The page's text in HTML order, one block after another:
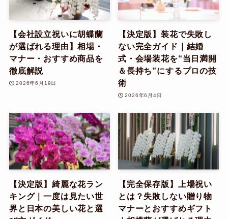
【会社設立祝いに胡蝶蘭
が選ばれる理由】相場・
マナー・おすすめ商品を
徹底解説
2026年6月19日
【決定版】装花で失敗し
ない完全ガイド｜結婚
式・会場装花を“当日満開
＆長持ち”にするプロの技
術
2026年6月4日
【決定版】綺麗な花ラン
キング｜一度は見たい世
界と日本の美しい花と選
【完全保存版】上場祝い
とは？失敗しない贈り物
マナーとおすすめギフト